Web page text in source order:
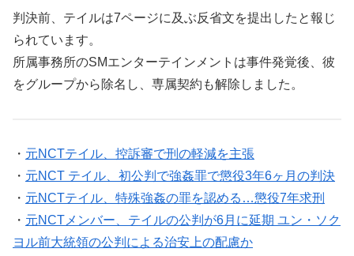
判決前、テイルは7ページに及ぶ反省文を提出したと報じ
られています。
所属事務所のSMエンターテインメントは事件発覚後、彼
をグループから除名し、専属契約も解除しました。
・ 元NCTテイル、控訴審で刑の軽減を主張
・ 元NCT テイル、初公判で強姦罪で懲役3年6ヶ月の判決
・ 元NCTテイル、特殊強姦の罪を認める…懲役7年求刑
・ 元NCTメンバー、テイルの公判が6月に延期 ユン・ソク
ヨル前大統領の公判による治安上の配慮か